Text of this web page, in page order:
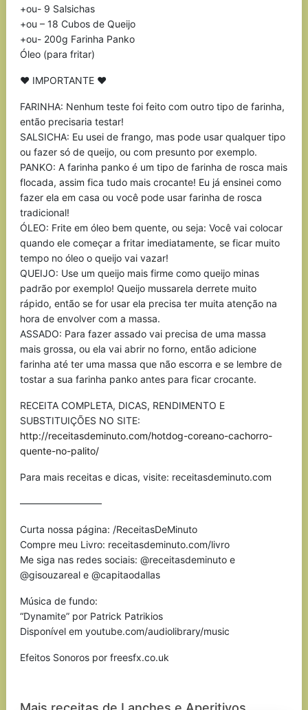
+ou- 9 Salsichas
+ou – 18 Cubos de Queijo
+ou- 200g Farinha Panko
Óleo (para fritar)
♥ IMPORTANTE ♥
FARINHA: Nenhum teste foi feito com outro tipo de farinha,
então precisaria testar!
SALSICHA: Eu usei de frango, mas pode usar qualquer tipo
ou fazer só de queijo, ou com presunto por exemplo.
PANKO: A farinha panko é um tipo de farinha de rosca mais
flocada, assim fica tudo mais crocante! Eu já ensinei como
fazer ela em casa ou você pode usar farinha de rosca
tradicional!
ÓLEO: Frite em óleo bem quente, ou seja: Você vai colocar
quando ele começar a fritar imediatamente, se ficar muito
tempo no óleo o queijo vai vazar!
QUEIJO: Use um queijo mais firme como queijo minas
padrão por exemplo! Queijo mussarela derrete muito
rápido, então se for usar ela precisa ter muita atenção na
hora de envolver com a massa.
ASSADO: Para fazer assado vai precisa de uma massa
mais grossa, ou ela vai abrir no forno, então adicione
farinha até ter uma massa que não escorra e se lembre de
tostar a sua farinha panko antes para ficar crocante.
RECEITA COMPLETA, DICAS, RENDIMENTO E
SUBSTITUIÇÕES NO SITE:
http://receitasdeminuto.com/hotdog-coreano-cachorro-
quente-no-palito/
Para mais receitas e dicas, visite: receitasdeminuto.com
————————–
Curta nossa página: /ReceitasDeMinuto
Compre meu Livro: receitasdeminuto.com/livro
Me siga nas redes sociais: @receitasdeminuto e
@gisouzareal e @capitaodallas
Música de fundo:
“Dynamite” por Patrick Patrikios
Disponível em youtube.com/audiolibrary/music
Efeitos Sonoros por freesfx.co.uk